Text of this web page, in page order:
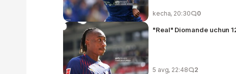
kecha, 20:30 0
"Real" Diomande uchun
5 avg, 22:48 2